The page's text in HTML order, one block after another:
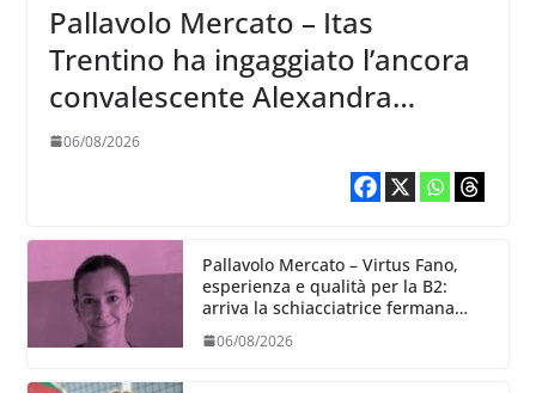
Pallavolo Mercato – Itas
Trentino ha ingaggiato l’ancora
convalescente Alexandra
Ravarini
06/08/2026
Pallavolo Mercato – Virtus Fano,
esperienza e qualità per la B2:
arriva la schiacciatrice fermana
06/08/2026